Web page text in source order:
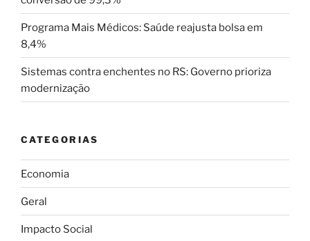
Programa Mais Médicos: Saúde reajusta bolsa em
8,4%
Sistemas contra enchentes no RS: Governo prioriza
modernização
CATEGORIAS
Economia
Geral
Impacto Social